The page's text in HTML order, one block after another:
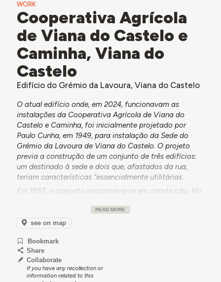
WORK
Cooperativa Agrícola
de Viana do Castelo e
Caminha, Viana do
Castelo
Edifício do Grémio da Lavoura, Viana do Castelo
O atual edifício onde, em 2024, funcionavam as
instalações da Cooperativa Agrícola de Viana do
Castelo e Caminha, foi inicialmente projetado por
Paulo Cunha, em 1949, para instalação da Sede do
Grémio da Lavoura de Viana do Castelo. O projeto
previa a construção de um conjunto de três edifícios:
um destinado à sede e dois que, afastados da rua,
teriam características “essencialmente utilitárias.
Em 1952, o conjunto encontrava-se em construção. No
Comarcã, ao Liceu e ao Hospital Militar, levantava
questões relativas à legitimidade da sua localização.
própria natureza do edifício, que incluiria posto
zootécnico e posto de cobrição. Uma carta da
Comissão dos Amigos dos Amigos do Património de
Viana do Castelo expunha, em detalhe, os
READ MORE
see on map
Bookmark
Share
Collaborate
If you have any recollection or
information related to this